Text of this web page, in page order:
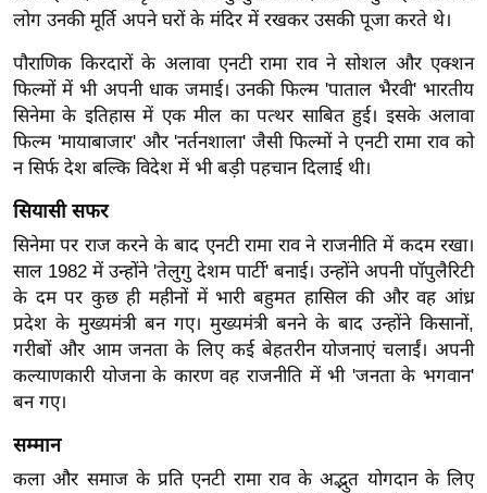
य
त
यं
ग
इं
डि
या
सा
हि
त्य
ज
ग
त
ऑ
व
र्ल्ड
लोग उनकी मूर्ति अपने घरों के मंदिर में रखकर उसकी पूजा करते थे।
पौराणिक किरदारों के अलावा एनटी रामा राव ने सोशल और एक्शन
फिल्मों में भी अपनी धाक जमाई। उनकी फिल्म 'पाताल भैरवी' भारतीय
सिनेमा के इतिहास में एक मील का पत्थर साबित हुई। इसके अलावा
फिल्म 'मायाबाजार' और 'नर्तनशाला' जैसी फिल्मों ने एनटी रामा राव को
न सिर्फ देश बल्कि विदेश में भी बड़ी पहचान दिलाई थी।
सियासी सफर
सिनेमा पर राज करने के बाद एनटी रामा राव ने राजनीति में कदम रखा।
साल 1982 में उन्होंने 'तेलुगु देशम पार्टी' बनाई। उन्होंने अपनी पॉपुलैरिटी
के दम पर कुछ ही महीनों में भारी बहुमत हासिल की और वह आंध्र
प्रदेश के मुख्यमंत्री बन गए। मुख्यमंत्री बनने के बाद उन्होंने किसानों,
गरीबों और आम जनता के लिए कई बेहतरीन योजनाएं चलाईं। अपनी
कल्याणकारी योजना के कारण वह राजनीति में भी 'जनता के भगवान'
बन गए।
सम्मान
कला और समाज के प्रति एनटी रामा राव के अद्भुत योगदान के लिए